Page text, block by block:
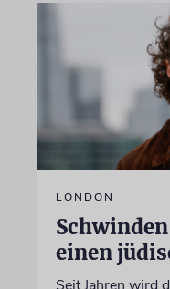
LONDON
einen
Seit Jahren wird